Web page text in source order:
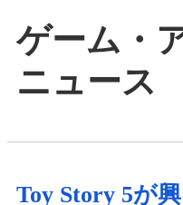
ゲーム・
ニュース
Toy Story 5が